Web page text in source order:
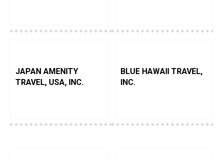
JAPAN AMENITY
TRAVEL, USA, INC.
BLUE HAWAII TRAVEL,
INC.